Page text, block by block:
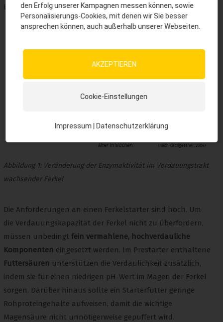
Beifütterung von Prestarter an die Ferkel angeregt.
Abbildung 1: Veränderung der Enzymaktivität im Verdauungstrakt
wachsender Ferkel
Die Anforderungen an einen Ferkelstarter sind hoch. Um
die Verdauungskapazität der Ferkel nicht zu überfordern,
müssen unbedingt fein vermahlene, hochverdauliche
Komponenten eingesetzt werden. Im Prestarter enthaltene
Futtersäuren unterstützen die Verdaulichkeit zusätzlich,
indem sie für einen niedrigen pH-Wert im Magen der Ferkel
sorgen. Darüber hinaus sollte ein Starterfutter geringe
Rohproteingehalte aufweisen, damit die wichtige
Magensäure nicht unnötigerweise gepuffert wird.
den Erfolg unserer Kampagnen messen können, sowie
Personalisierungs-Cookies, mit denen wir Sie besser
ansprechen können, auch außerhalb unserer Webseiten.
AKZEPTIEREN
Cookie-Einstellungen
Impressum|Datenschutzerklärung